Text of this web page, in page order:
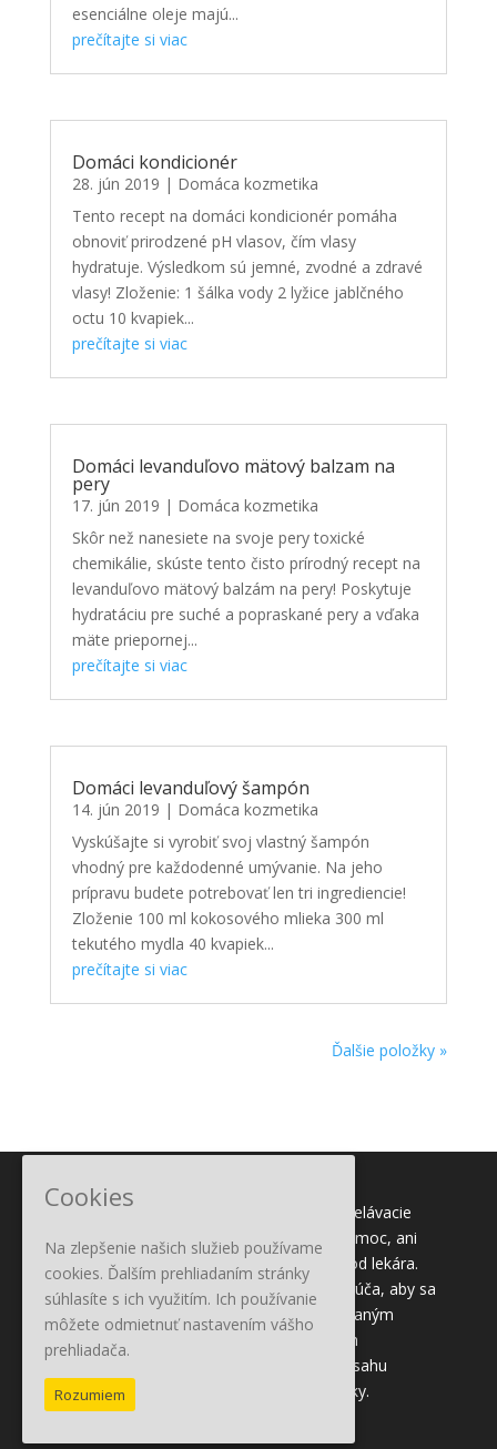
esenciálne oleje majú...
prečítajte si viac
Domáci kondicionér
28. jún 2019 | Domáca kozmetika
Tento recept na domáci kondicionér pomáha
obnoviť prirodzené pH vlasov, čím vlasy
hydratuje. Výsledkom sú jemné, zvodné a zdravé
vlasy! Zloženie: 1 šálka vody 2 lyžice jablčného
octu 10 kvapiek...
prečítajte si viac
Domáci levanduľovo mätový balzam na
pery
17. jún 2019 | Domáca kozmetika
Skôr než nanesiete na svoje pery toxické
chemikálie, skúste tento čisto prírodný recept na
levanduľovo mätový balzám na pery! Poskytuje
hydratáciu pre suché a popraskané pery a vďaka
mäte priepornej...
prečítajte si viac
Domáci levanduľový šampón
14. jún 2019 | Domáca kozmetika
Vyskúšajte si vyrobiť svoj vlastný šampón
vhodný pre každodenné umývanie. Na jeho
prípravu budete potrebovať len tri ingrediencie!
Zloženie 100 ml kokosového mlieka 300 ml
tekutého mydla 40 kvapiek...
prečítajte si viac
Ďalšie položky »
Tento obsah slúži iba na informačné a vzdelávacie
účely. Účelom nie je poskytnúť lekársku pomoc, ani
nahradiť lekársku pomoc alebo ošetrenie od lekára.
Všetkým čitateľom tohto obsahu sa odporúča, aby sa
poradili so svojím lekárom alebo kvalifikovaným
zdravotníckym pracovníkom o konkrétnych
zdravotných otázkach. Vydavateľ tohto obsahu
nezodpovedá za možné zdravotné následky.
Cookies
Na zlepšenie našich služieb používame
cookies. Ďalším prehliadaním stránky
súhlasíte s ich využitím. Ich používanie
môžete odmietnuť nastavením vášho
prehliadača.
Rozumiem